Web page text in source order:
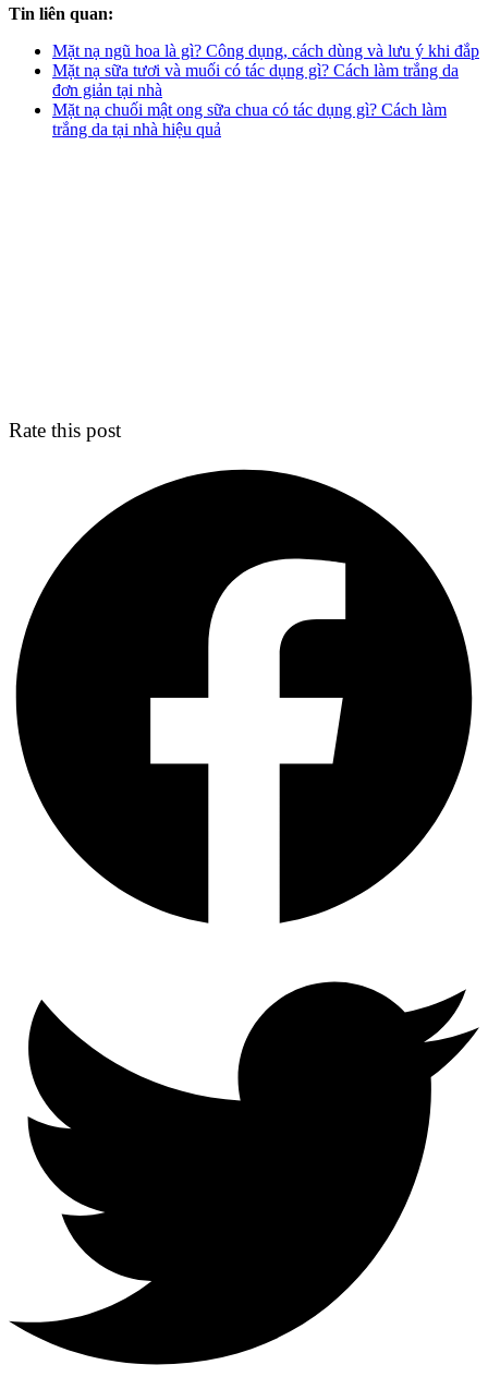
Tin liên quan:
Mặt nạ ngũ hoa là gì? Công dụng, cách dùng và lưu ý khi đắp
Mặt nạ sữa tươi và muối có tác dụng gì? Cách làm trắng da
đơn giản tại nhà
Mặt nạ chuối mật ong sữa chua có tác dụng gì? Cách làm
trắng da tại nhà hiệu quả
Rate this post